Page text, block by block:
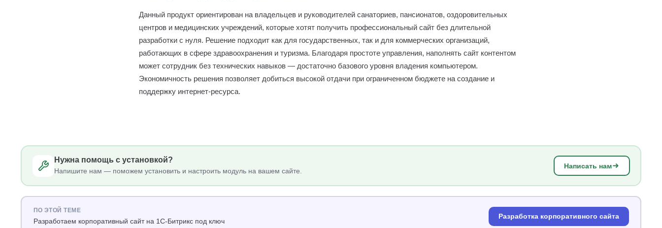
Данный продукт ориентирован на владельцев и руководителей санаториев, пансионатов, оздоровительных
центров и медицинских учреждений, которые хотят получить профессиональный сайт без длительной
разработки с нуля. Решение подходит как для государственных, так и для коммерческих организаций,
работающих в сфере здравоохранения и туризма. Благодаря простоте управления, наполнять сайт контентом
может сотрудник без технических навыков — достаточно базового уровня владения компьютером.
Экономичность решения позволяет добиться высокой отдачи при ограниченном бюджете на создание и
поддержку интернет-ресурса.
Нужна помощь с установкой?
Напишите нам — поможем установить и настроить модуль на вашем сайте.
Написать нам
ПО ЭТОЙ ТЕМЕ
Разработаем корпоративный сайт на 1С-Битрикс под ключ
Разработка корпоративного сайта